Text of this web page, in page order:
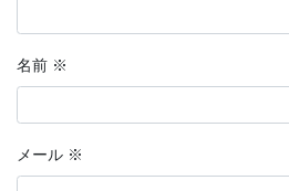
名前 ※
メール ※